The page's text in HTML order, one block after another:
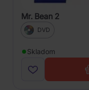
Mr. Bean 2
DVD
Skladom